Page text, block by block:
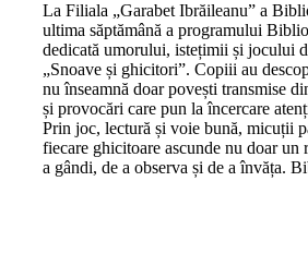
La Filiala „Garabet Ibrăileanu” a
ultima săptămână a programului
dedicată umorului, istețimii și jocului
„Snoave și ghicitori”. Copiii au
nu înseamnă doar povești transmise
și provocări care pun la încercare
Prin joc, lectură și voie bună, micuții
fiecare ghicitoare ascunde nu doar un
a gândi, de a observa și de a învăța.